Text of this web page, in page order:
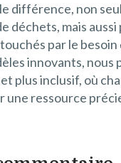
différence, non
déchets, mais
par le besoin
innovants, nous
plus inclusif, où
une ressource